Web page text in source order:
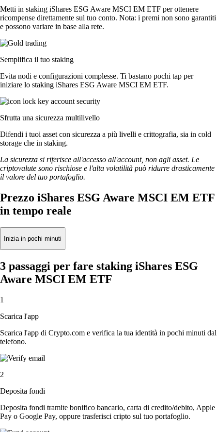
Metti in staking iShares ESG Aware MSCI EM ETF per ottenere
ricompense direttamente sul tuo conto. Nota: i premi non sono garantiti
e possono variare in base alla rete.
Semplifica il tuo staking
Evita nodi e configurazioni complesse. Ti bastano pochi tap per
iniziare lo staking iShares ESG Aware MSCI EM ETF.
Sfrutta una sicurezza multilivello
Difendi i tuoi asset con sicurezza a più livelli e crittografia, sia in cold
storage che in staking.
La sicurezza si riferisce all'accesso all'account, non agli asset. Le
criptovalute sono rischiose e l'alta volatilità può ridurre drasticamente
il valore del tuo portafoglio.
Prezzo iShares ESG Aware MSCI EM ETF
in tempo reale
Inizia in pochi minuti
3 passaggi per fare staking iShares ESG
Aware MSCI EM ETF
1
Scarica l'app
Scarica l'app di Crypto.com e verifica la tua identità in pochi minuti dal
telefono.
2
Deposita fondi
Deposita fondi tramite bonifico bancario, carta di credito/debito, Apple
Pay o Google Pay, oppure trasferisci cripto sul tuo portafoglio.